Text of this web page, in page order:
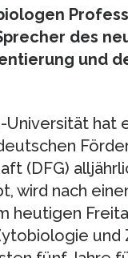
des
und
Universität hat
(DFG)
wird nach
heutigen